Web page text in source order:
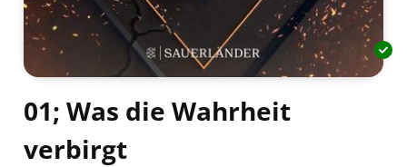
01; Was die Wahrheit
verbirgt